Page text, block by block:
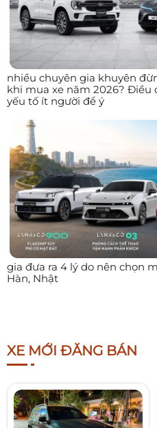
nhiều chuyên gia khuyên
khi mua xe năm 2026?
yếu tố ít người để ý
gia đưa ra 4 lý do nên chọn
Hàn, Nhật
XE MỚI ĐĂNG BÁN